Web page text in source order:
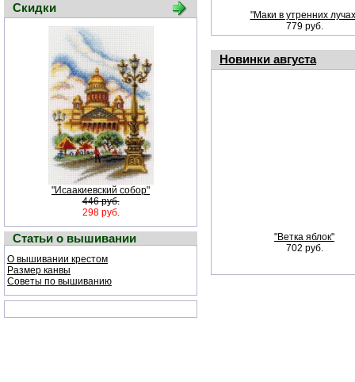
Скидки
"Исаакиевский собор"
446 руб.
298 руб.
Статьи о вышивании
О вышивании крестом
Размер канвы
Советы по вышиванию
"Маки в утренних
779 руб.
Новинки августа
"Ветка яблок"
702 руб.